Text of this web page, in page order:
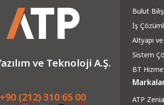
ve Teknoloji A.Ş.
+90 (212) 310 65 00
Bulut
İş
Altyapı
Sistem
BT
ATP Zenia